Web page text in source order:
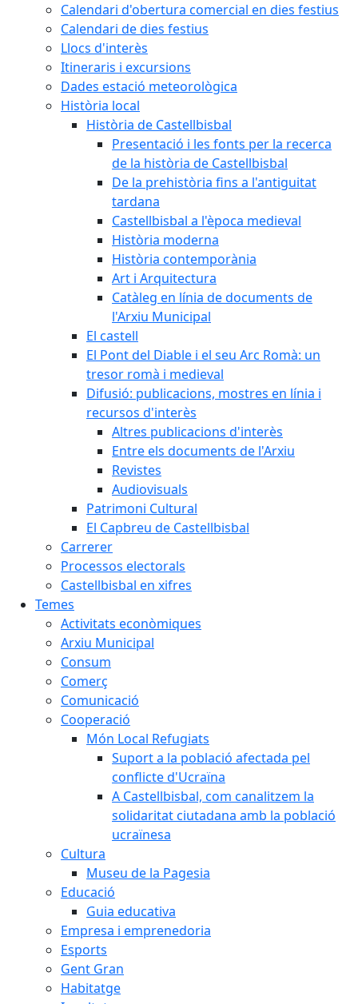
Calendari d'obertura comercial en dies festius
Calendari de dies festius
Llocs d'interès
Itineraris i excursions
Dades estació meteorològica
Història local
Història de Castellbisbal
Presentació i les fonts per la recerca
de la història de Castellbisbal
De la prehistòria fins a l'antiguitat
tardana
Castellbisbal a l'època medieval
Història moderna
Història contemporània
Art i Arquitectura
Catàleg en línia de documents de
l'Arxiu Municipal
El castell
El Pont del Diable i el seu Arc Romà: un
tresor romà i medieval
Difusió: publicacions, mostres en línia i
recursos d'interès
Altres publicacions d'interès
Entre els documents de l'Arxiu
Revistes
Audiovisuals
Patrimoni Cultural
El Capbreu de Castellbisbal
Carrerer
Processos electorals
Castellbisbal en xifres
Temes
Activitats econòmiques
Arxiu Municipal
Consum
Comerç
Comunicació
Cooperació
Món Local Refugiats
Suport a la població afectada pel
conflicte d'Ucraïna
A Castellbisbal, com canalitzem la
solidaritat ciutadana amb la població
ucraïnesa
Cultura
Museu de la Pagesia
Educació
Guia educativa
Empresa i emprenedoria
Esports
Gent Gran
Habitatge